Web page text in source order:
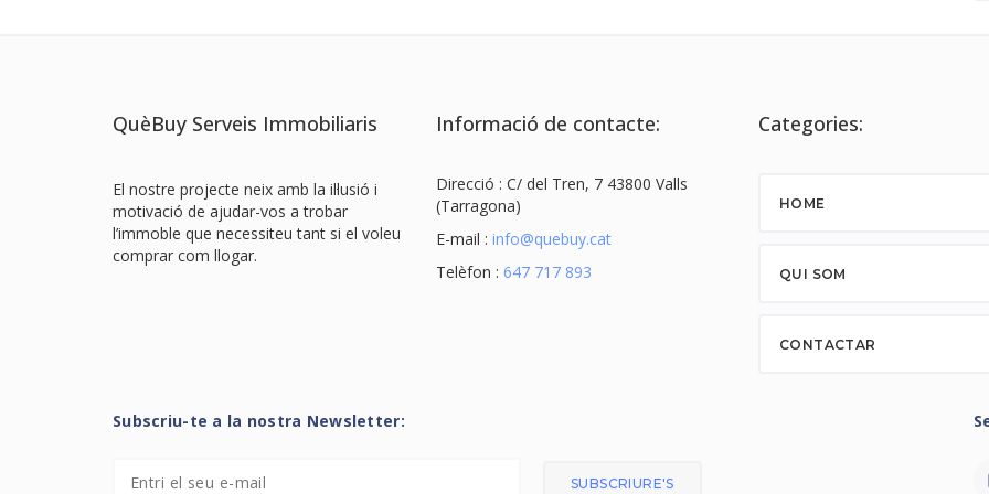
QuèBuy Serveis Immobiliaris
El nostre projecte neix amb la il·lusió i
motivació de ajudar-vos a trobar
l’immoble que necessiteu tant si el voleu
comprar com llogar.
Informació de contacte:
Direcció : C/ del Tren, 7 43800 Valls
(Tarragona)
E-mail : info@quebuy.cat
Telèfon : 647 717 893
Categories:
HOME
QUI SOM
CONTACTAR
Subscriu-te a la nostra Newsletter:
SUBSCRIURE'S